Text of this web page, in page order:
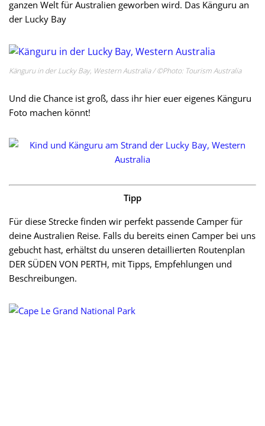
ganzen Welt für Australien geworben wird. Das Känguru an
der Lucky Bay
Känguru in der Lucky Bay, Western Australia / ©Photo: Tourism Australia
Und die Chance ist groß, dass ihr hier euer eigenes Känguru
Foto machen könnt!
Tipp
Für diese Strecke finden wir perfekt passende Camper für
deine Australien Reise. Falls du bereits einen Camper bei uns
gebucht hast, erhältst du unseren detaillierten Routenplan
DER SÜDEN VON PERTH, mit Tipps, Empfehlungen und
Beschreibungen.